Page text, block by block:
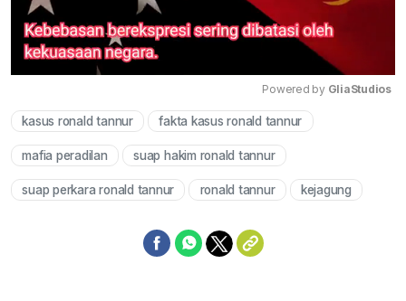
Powered by GliaStudios
kasus ronald tannur fakta kasus ronald tannur
mafia peradilan suap hakim ronald tannur
suap perkara ronald tannur ronald tannur kejagung